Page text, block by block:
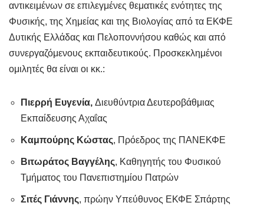
αντικειμένων σε επιλεγμένες θεματικές ενότητες της
Φυσικής, της Χημείας και της Βιολογίας από τα ΕΚΦΕ
Δυτικής Ελλάδας και Πελοποννήσου καθώς και από
συνεργαζόμενους εκπαιδευτικούς. Προσκεκλημένοι
ομιλητές θα είναι οι κκ.:
Πιερρή Ευγενία, Διευθύντρια Δευτεροβάθμιας
Εκπαίδευσης Αχαΐας
Καμπούρης Κώστας, Πρόεδρος της ΠΑΝΕΚΦΕ
Βιτωράτος Βαγγέλης, Καθηγητής του Φυσικού
Τμήματος του Πανεπιστημίου Πατρών
Σιτές Γιάννης, πρώην Υπεύθυνος ΕΚΦΕ Σπάρτης